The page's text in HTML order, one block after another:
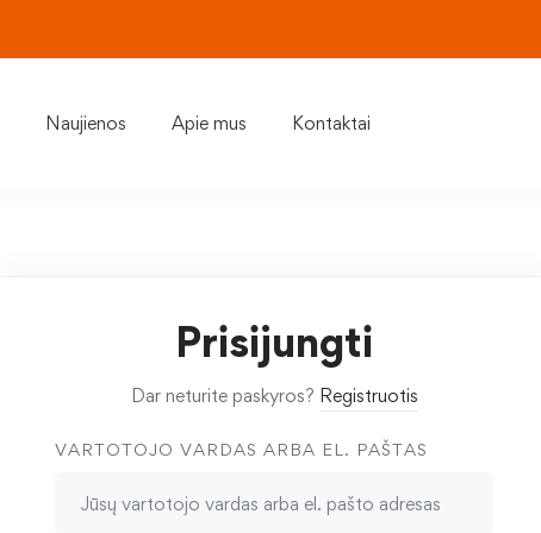
Naujienos Apie mus Kontaktai
Prisijungti
Dar neturite paskyros? Registruotis
VARTOTOJO VARDAS ARBA EL. PAŠTAS